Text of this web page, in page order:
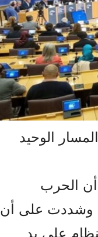
الوحيد
الحرب
وشددت على أن
على يد